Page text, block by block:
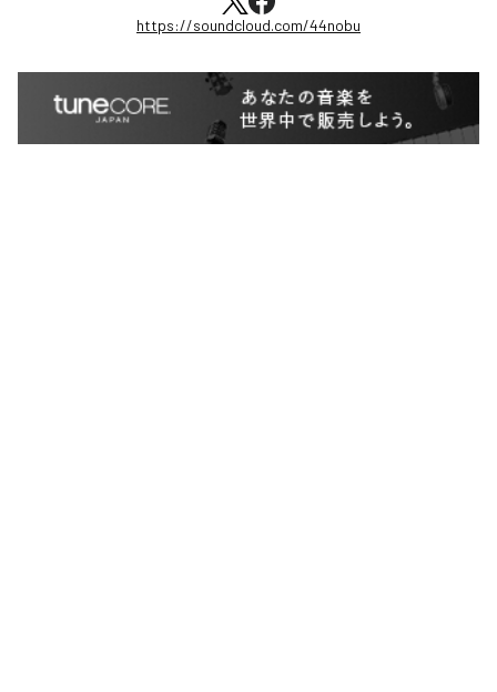
https://soundcloud.com/44nobu